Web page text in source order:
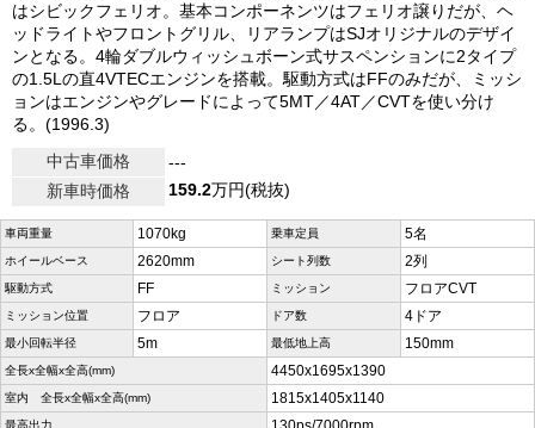
はシビックフェリオ。基本コンポーネンツはフェリオ譲りだが、ヘ
ッドライトやフロントグリル、リアランプはSJオリジナルのデザイ
ンとなる。4輪ダブルウィッシュボーン式サスペンションに2タイプ
の1.5Lの直4VTECエンジンを搭載。駆動方式はFFのみだが、ミッシ
ョンはエンジンやグレードによって5MT／4AT／CVTを使い分け
る。(1996.3)
中古車価格
---
新車時価格
159.2万円(税抜)
車両重量 1070kg 乗車定員 5名
ホイールベース 2620mm シート列数 2列
駆動方式 FF ミッション フロアCVT
ミッション位置 フロア ドア数 4ドア
最小回転半径 5m 最低地上高 150mm
全長x全幅x全高(mm) 4450x1695x1390
室内 全長x全幅x全高(mm) 1815x1405x1140
最高出力